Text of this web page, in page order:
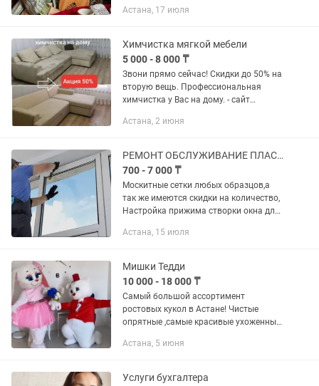
классические произведения, но и
Астана, 17 июля
Химчистка мягкой мебели
5 000 - 8 000 ₸
Звони прямо сейчас! Скидки до 50% на
вторую вещь. Профессиональная
химчистка у Вас на дому. - сайт
профессиональных химических
)) ...
Астана, 2 июня
РЕМОНТ ОБСЛУЖИВАНИЕ ПЛАСТИКОВЫХ ОКОН,МОСКИТНЫЕ СЕТКИ,замена стеклопакетов
700 - 7 000 ₸
Москитные сетки любых образцов,а
так же имеются скидки на количество,
Настройка прижима створки окна для
сезон, зимний режим восстановления
Астана, 15 июля
Мишки Тедди
10 000 - 18 000 ₸
Самый большой ассортимент
ростовых кукол в Астане! Чистые
опрятные ,самые красивые ухоженные
главное - это наши веселые
музыкальным...
Астана, 5 июня
Услуги бухгалтера